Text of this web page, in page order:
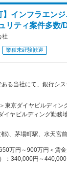
OJTや毎日のミーティ
ングでは進捗確認や困
環境です。
す。
ールやフレームワーク
ド（Google Cloud・
メント（メンバー育成
：Dart/
：Spring Boot/
Cloud
】インフラエン
リティ案件多数/
社
業種未経験歓迎
る当社にて、銀行シス
義～基本設計～総合
移行・セキュリティ強
ラとしての銀行システ
ベンダーに委託してい
専念可能。システム基
東京ダイヤビルディン
イヤビルディング勤務
八丁堀【B4出口】駅受
無)、茅場町駅、水天宮
万円～900万円＜賃
：340,000円～